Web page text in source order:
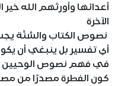
أعدائها وأورثهم الله
الآخرة
نصوص الكتاب والسُنَّة
أي تفسير بل ينبغي أن
في فهم نصوص الوحيين
كون الفطرة مصدرًا من